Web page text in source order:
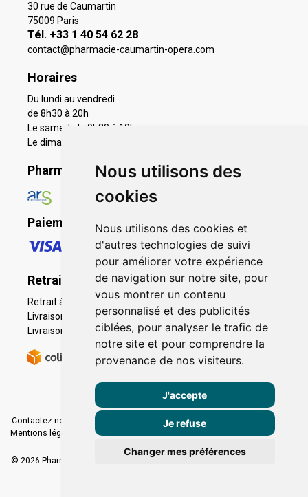
Nous utilisons des
cookies
Nous utilisons des cookies et
d'autres technologies de suivi
pour améliorer votre expérience
de navigation sur notre site, pour
vous montrer un contenu
personnalisé et des publicités
ciblées, pour analyser le trafic de
notre site et pour comprendre la
provenance de nos visiteurs.
J'accepte
Je refuse
Changer mes préférences
30 rue de Caumartin
75009 Paris
Tél. +33 1 40 54 62 28
contact@pharmacie-caumartin-opera.com
Horaires
Du lundi au vendredi
de 8h30 à 20h
Le samedi de 9h30 à 19h
Le dimanche 11h à 19h
Pharmacie en ligne agréée
Paiement sécurisé
Retrait - Livraison
Retrait à la pharmacie - Click & Collect
Livraison en Point Relais
Livraison à domicile
Contactez-nous | Déclarer un effet indésirable
Mentions légales
Conditions générales - CGV
Données personnelles
Cookies
Préférences Cookies
© 2026 Pharmacie Caumartin Opéra